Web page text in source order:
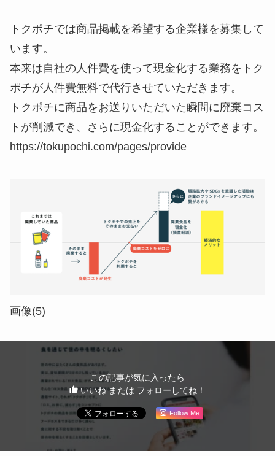
トクポチでは商品掲載を希望する企業様を募集して
います。
本来は自社の人件費を使って現金化する業務をトク
ポチが人件費無料で代行させていただきます。
トクポチに商品をお送りいただいた瞬間に廃棄コス
トが削減でき、さらに現金化することができます。
https://tokupochi.com/pages/provide
画像(5)
この記事が気に入ったら
いいね または フォローしてね！
Follow Me